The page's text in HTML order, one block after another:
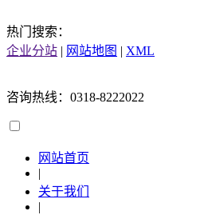
热门搜索：
企业分站 | 网站地图 | XML
咨询热线：0318-8222022
网站首页
|
关于我们
|